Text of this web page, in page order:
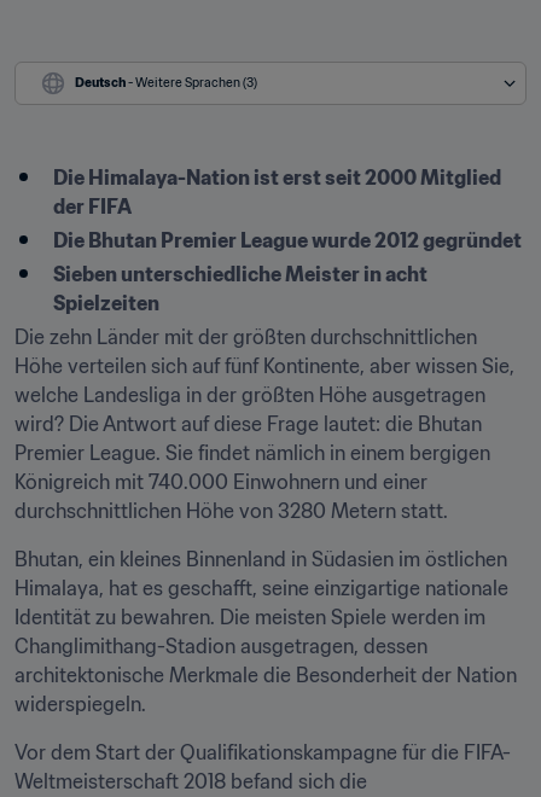
Deutsch - Weitere Sprachen (3)
Die Himalaya-Nation ist erst seit 2000 Mitglied
der FIFA
Die Bhutan Premier League wurde 2012 gegründet
Sieben unterschiedliche Meister in acht
Spielzeiten
Die zehn Länder mit der größten durchschnittlichen
Höhe verteilen sich auf fünf Kontinente, aber wissen Sie,
welche Landesliga in der größten Höhe ausgetragen
wird? Die Antwort auf diese Frage lautet: die Bhutan
Premier League. Sie findet nämlich in einem bergigen
Königreich mit 740.000 Einwohnern und einer
durchschnittlichen Höhe von 3280 Metern statt.
Bhutan, ein kleines Binnenland in Südasien im östlichen
Himalaya, hat es geschafft, seine einzigartige nationale
Identität zu bewahren. Die meisten Spiele werden im
Changlimithang-Stadion ausgetragen, dessen
architektonische Merkmale die Besonderheit der Nation
widerspiegeln.
Vor dem Start der Qualifikationskampagne für die FIFA-
Weltmeisterschaft 2018 befand sich die